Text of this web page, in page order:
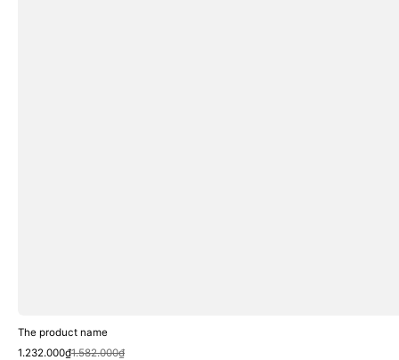
The product name
Sale
1.232.000₫
Regular
1.582.000₫